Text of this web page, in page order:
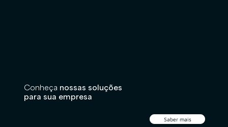
Conheça nossas soluções
para sua empresa
Saber mais